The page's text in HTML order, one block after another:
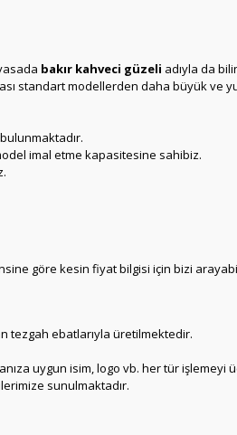
bakır kahveci güzeli adıyla da
standart modellerden daha büyük ve
imal etme kapasitesine sahibiz.
göre kesin fiyat bilgisi için bizi
tezgah ebatlarıyla üretilmektedir.
uygun isim, logo vb. her tür işlemeyi
sunulmaktadır.